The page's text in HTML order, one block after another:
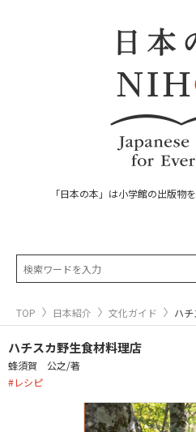
「日本の本」は小学館の出版物
TOP 日本紹介 文化ガイド ハ
ハチスカ野生食材料理店
蜂須賀 公之/著
#レシピ